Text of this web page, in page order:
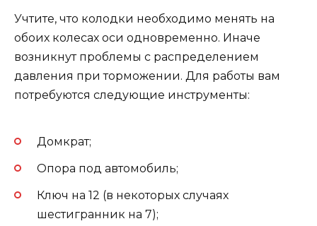
Учтите, что колодки необходимо менять на
обоих колесах оси одновременно. Иначе
возникнут проблемы с распределением
давления при торможении. Для работы вам
потребуются следующие инструменты:
Домкрат;
Опора под автомобиль;
Ключ на 12 (в некоторых случаях
шестигранник на 7);